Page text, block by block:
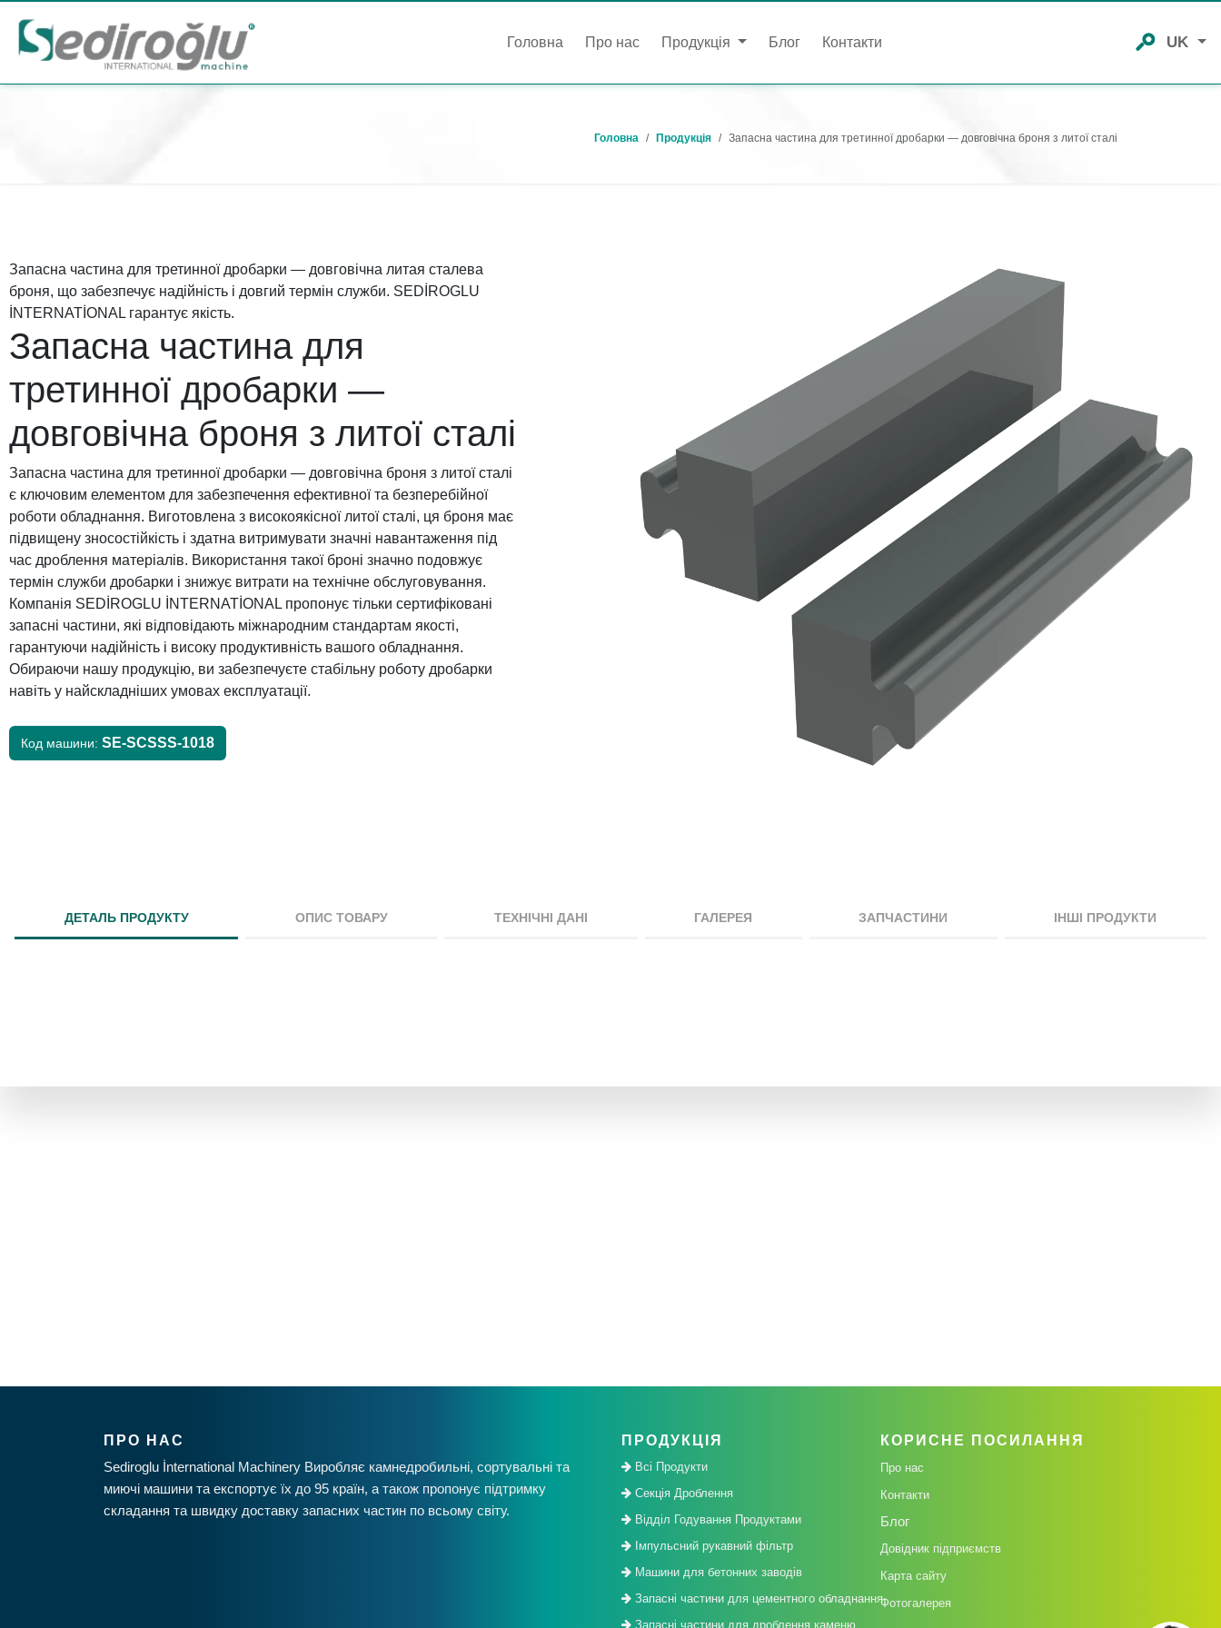
Головна Про нас Продукція Блог Контакти UK
Головна Продукція Запасна частина для третинної дробарки — довговічна броня з литої сталі
Запасна частина для третинної дробарки — довговічна литая сталева
броня, що забезпечує надійність і довгий термін служби. SEDİROGLU
İNTERNATİONAL гарантує якість.
Запасна частина для
третинної дробарки —
довговічна броня з литої сталі
Запасна частина для третинної дробарки — довговічна броня з литої сталі
є ключовим елементом для забезпечення ефективної та безперебійної
роботи обладнання. Виготовлена з високоякісної литої сталі, ця броня має
підвищену зносостійкість і здатна витримувати значні навантаження під
час дроблення матеріалів. Використання такої броні значно подовжує
термін служби дробарки і знижує витрати на технічне обслуговування.
Компанія SEDİROGLU İNTERNATİONAL пропонує тільки сертифіковані
запасні частини, які відповідають міжнародним стандартам якості,
гарантуючи надійність і високу продуктивність вашого обладнання.
Обираючи нашу продукцію, ви забезпечуєте стабільну роботу дробарки
навіть у найскладніших умовах експлуатації.
Код машини: SE-SCSSS-1018
ДЕТАЛЬ ПРОДУКТУ ОПИС ТОВАРУ ТЕХНІЧНІ ДАНІ ГАЛЕРЕЯ ЗАПЧАСТИНИ ІНШІ ПРОДУКТИ
ПРО НАС
Sediroglu İnternational Machinery Виробляє камнедробильні, сортувальні та
миючі машини та експортує їх до 95 країн, а також пропонує підтримку
складання та швидку доставку запасних частин по всьому світу.
ПРОДУКЦІЯ
Всі Продукти
Секція Дроблення
Відділ Годування Продуктами
Імпульсний рукавний фільтр
Машини для бетонних заводів
Запасні частини для цементного обладнання
Запасні частини для дроблення каменю
КОРИСНЕ ПОСИЛАННЯ
Про нас
Контакти
Блог
Довідник підприємств
Карта сайту
Фотогалерея